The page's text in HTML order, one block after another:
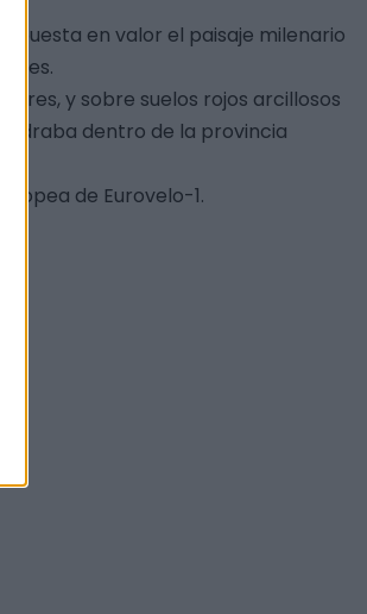
puesta en valor el paisaje milenario
y sobre suelos rojos arcillosos
dentro de la provincia
de Eurovelo-1.